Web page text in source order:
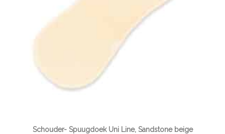
Schouder- Spuugdoek Uni Line, Sandstone beige